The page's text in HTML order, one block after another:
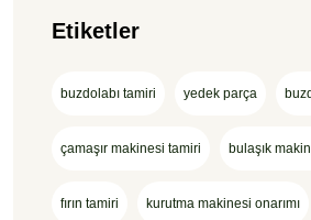
Etiketler
buzdolabı tamiri yedek parça
çamaşır makinesi tamiri bulaşık
fırın tamiri kurutma makinesi onarımı